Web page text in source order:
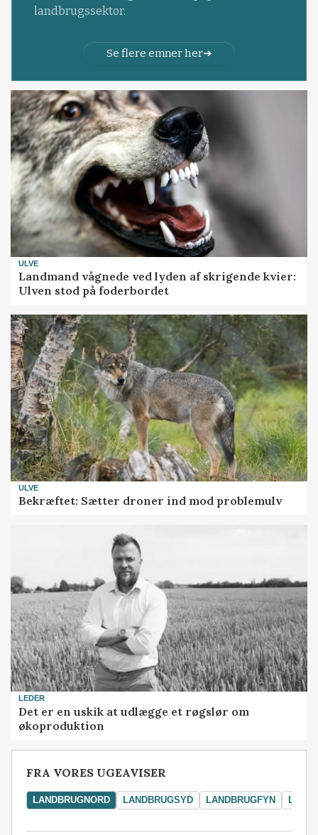
landbrugssektor.
Se flere emner her
ULVE
Landmand vågnede ved lyden af skrigende kvier:
Ulven stod på foderbordet
ULVE
Bekræftet: Sætter droner ind mod problemulv
LEDER
Det er en uskik at udlægge et røgslør om
økoproduktion
FRA VORES UGEAVISER
LANDBRUGNORD LANDBRUGSYD LANDBRUGFYN